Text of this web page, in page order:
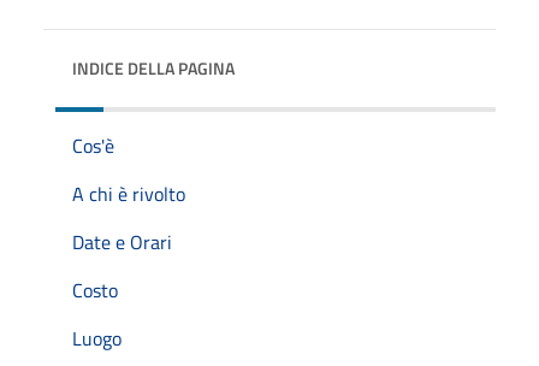
INDICE DELLA PAGINA
Cos'è
A chi è rivolto
Date e Orari
Costo
Luogo